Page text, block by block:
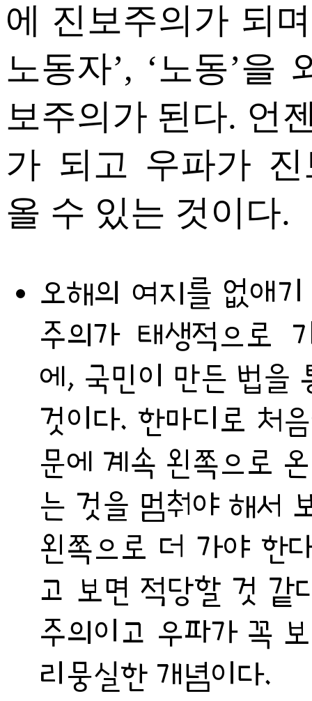
에 진보주의가 되
노동자’, ‘노동’을
보주의가 된다. 언
가 되고 우파가
올 수 있는 것이다.
오해의 여지를 없애
주의가 태생적으로
에, 국민이 만든 법을
것이다. 한마디로 처
문에 계속 왼쪽으로
는 것을 멈춰야 해서
왼쪽으로 더 가야 한
고 보면 적당할 것 같
주의이고 우파가 꼭
리뭉실한 개념이다.